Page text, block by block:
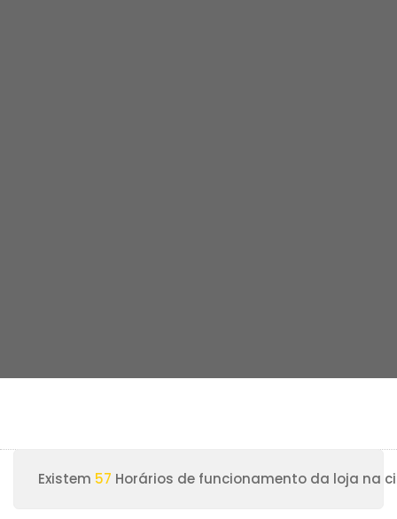
Existem 57 Horários de funcionamento da loja na